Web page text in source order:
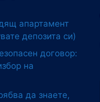
апартамент
депозита си)
договор:
на
да знаете,